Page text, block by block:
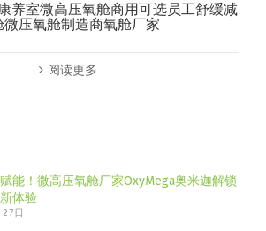
养室微高压氧舱商用可选员工舒缓减
微压氧舱制造商氧舱厂家
阅读更多
能！微高压氧舱厂家OxyMega奥米迦解锁
体验
日